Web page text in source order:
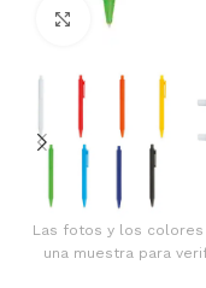
Clic para
Las fotos y los
una muestra para